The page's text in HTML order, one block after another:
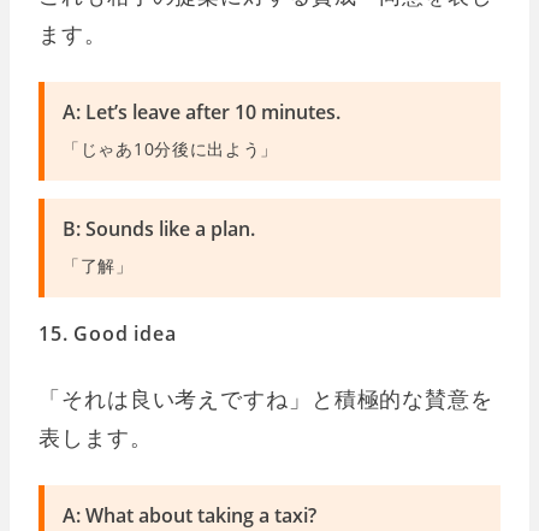
ます。
A: Let’s leave after 10 minutes.
「じゃあ10分後に出よう」
B: Sounds like a plan.
「了解」
15. Good idea
「それは良い考えですね」と積極的な賛意を
表します。
A: What about taking a taxi?